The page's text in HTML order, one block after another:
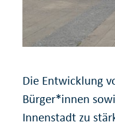
Die Entwicklung
Bürger*innen
Innenstadt zu